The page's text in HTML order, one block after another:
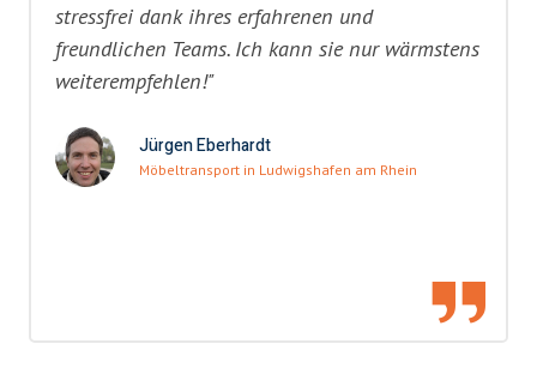
stressfrei dank ihres erfahrenen und
freundlichen Teams. Ich kann sie nur wärmstens
weiterempfehlen!"
Jürgen Eberhardt
Möbeltransport in Ludwigshafen am Rhein